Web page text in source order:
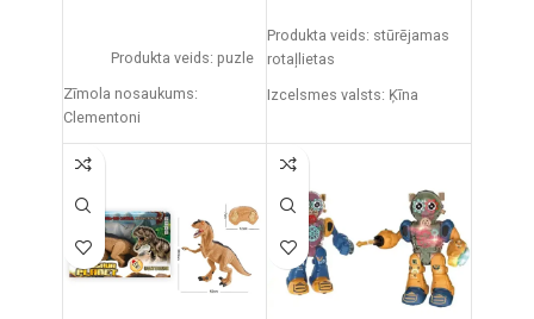
Produkta veids: puzle
Zīmola nosaukums:
Clementoni
Izcelsmes valsts: Itālija
Mīklas izmēri: 39 x 28 x 6 cm
Ieteicamais vecums: no 3
gadiem
Produkta veids: stūrējamas
rotaļlietas
Izcelsmes valsts: Ķīna
20 cm
Mašīnas izmēri: 230 x 16 x 7
cm
Produkta materiāls:
plastmasa